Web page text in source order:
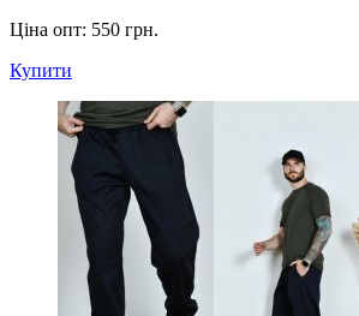
Ціна опт: 550 грн.
Купити